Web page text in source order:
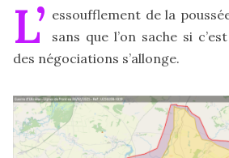
L’ essoufflement de la
sans que l’on sache si
des négociations s’allonge.